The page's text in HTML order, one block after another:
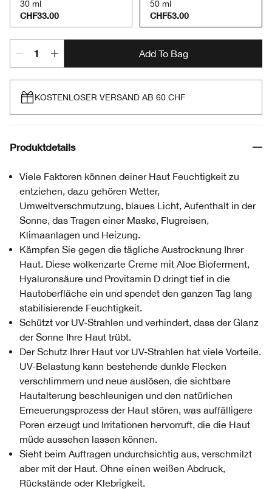
30 ml
CHF33.00
50 ml
CHF53.00
Add To Bag
KOSTENLOSER VERSAND AB 60 CHF
Produktdetails
Viele Faktoren können deiner Haut Feuchtigkeit zu
entziehen, dazu gehören Wetter,
Umweltverschmutzung, blaues Licht, Aufenthalt in der
Sonne, das Tragen einer Maske, Flugreisen,
Klimaanlagen und Heizung.
Kämpfen Sie gegen die tägliche Austrocknung Ihrer
Haut. Diese wolkenzarte Creme mit Aloe Bioferment,
Hyaluronsäure und Provitamin D dringt tief in die
Hautoberfläche ein und spendet den ganzen Tag lang
stabilisierende Feuchtigkeit.
Schützt vor UV-Strahlen und verhindert, dass der Glanz
der Sonne Ihre Haut trübt.
Der Schutz Ihrer Haut vor UV-Strahlen hat viele Vorteile.
UV-Belastung kann bestehende dunkle Flecken
verschlimmern und neue auslösen, die sichtbare
Hautalterung beschleunigen und den natürlichen
Erneuerungsprozess der Haut stören, was auffälligere
Poren erzeugt und Irritationen hervorruft, die die Haut
müde aussehen lassen können.
Sieht beim Auftragen undurchsichtig aus, verschmilzt
aber mit der Haut. Ohne einen weißen Abdruck,
Rückstände oder Klebrigkeit.